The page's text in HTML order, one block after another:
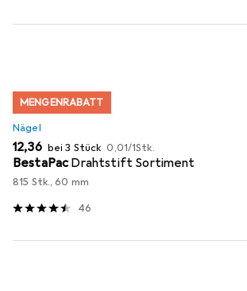
MENGENRABATT
Nägel
EUR
12,36 bei 3 Stück EUR
0,01/1Stk.
BestaPacDrahtstift Sortiment
815 Stk., 60 mm
46